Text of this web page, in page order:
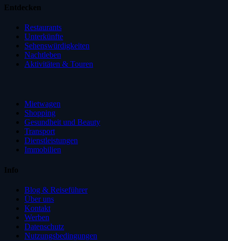
Entdecken
Restaurants
Unterkünfte
Sehenswürdigkeiten
Nachtleben
Aktivitäten & Touren
Mietwagen
Shopping
Gesundheit und Beauty
Transport
Dienstleistungen
Immobilien
Info
Blog & Reiseführer
Über uns
Kontakt
Werben
Datenschutz
Nutzungsbedingungen